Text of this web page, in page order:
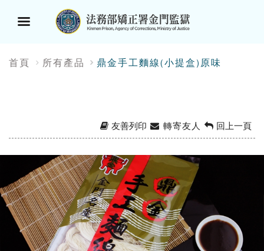
單
首頁 所有產品 鼎金手工麵線(小提盒)原味
友善列印 轉寄友人 回上一頁